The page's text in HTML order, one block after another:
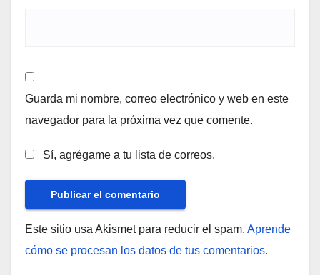
Guarda mi nombre, correo electrónico y web en este
navegador para la próxima vez que comente.
Sí, agrégame a tu lista de correos.
Este sitio usa Akismet para reducir el spam. Aprende
cómo se procesan los datos de tus comentarios.